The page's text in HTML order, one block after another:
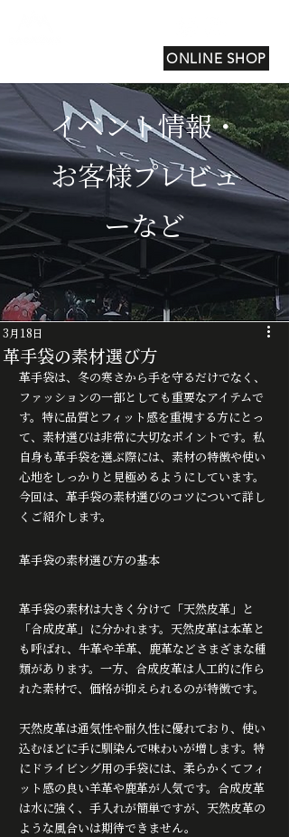
ONLINE SHOP
イベント情報・
お客様プレビュ
ーなど
革手袋の素材選び方
3月18日
革手袋は、冬の寒さから手を守るだけでなく、
ファッションの一部としても重要なアイテムで
す。特に品質とフィット感を重視する方にとっ
て、素材選びは非常に大切なポイントです。私
自身も革手袋を選ぶ際には、素材の特徴や使い
心地をしっかりと見極めるようにしています。
今回は、革手袋の素材選びのコツについて詳し
くご紹介します。
革手袋の素材選び方の基本
革手袋の素材は大きく分けて「天然皮革」と
「合成皮革」に分かれます。天然皮革は本革と
も呼ばれ、牛革や羊革、鹿革などさまざまな種
類があります。一方、合成皮革は人工的に作ら
れた素材で、価格が抑えられるのが特徴です。
天然皮革は通気性や耐久性に優れており、使い
込むほどに手に馴染んで味わいが増します。特
にドライビング用の手袋には、柔らかくてフィ
ット感の良い羊革や鹿革が人気です。合成皮革
は水に強く、手入れが簡単ですが、天然皮革の
ような風合いは期待できません。